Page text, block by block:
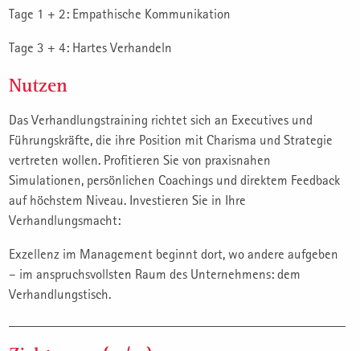
Tage 1 + 2: Empathische Kommunikation
Tage 3 + 4: Hartes Verhandeln
Nutzen
Das Verhandlungstraining richtet sich an Executives und
Führungskräfte, die ihre Position mit Charisma und Strategie
vertreten wollen. Profitieren Sie von praxisnahen
Simulationen, persönlichen Coachings und direktem Feedback
auf höchstem Niveau. Investieren Sie in Ihre
Verhandlungsmacht:
Exzellenz im Management beginnt dort, wo andere aufgeben
– im anspruchsvollsten Raum des Unternehmens: dem
Verhandlungstisch.